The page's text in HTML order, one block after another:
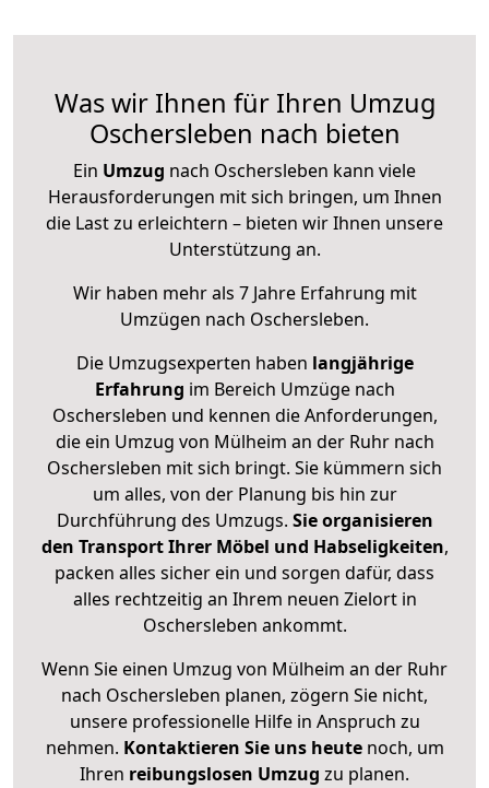
Was wir Ihnen für Ihren Umzug
Oschersleben nach bieten
Ein Umzug nach Oschersleben kann viele
Herausforderungen mit sich bringen, um Ihnen
die Last zu erleichtern – bieten wir Ihnen unsere
Unterstützung an.
Wir haben mehr als 7 Jahre Erfahrung mit
Umzügen nach Oschersleben.
Die Umzugsexperten haben langjährige
Erfahrung im Bereich Umzüge nach
Oschersleben und kennen die Anforderungen,
die ein Umzug von Mülheim an der Ruhr nach
Oschersleben mit sich bringt. Sie kümmern sich
um alles, von der Planung bis hin zur
Durchführung des Umzugs. Sie organisieren
den Transport Ihrer Möbel und Habseligkeiten,
packen alles sicher ein und sorgen dafür, dass
alles rechtzeitig an Ihrem neuen Zielort in
Oschersleben ankommt.
Wenn Sie einen Umzug von Mülheim an der Ruhr
nach Oschersleben planen, zögern Sie nicht,
unsere professionelle Hilfe in Anspruch zu
nehmen. Kontaktieren Sie uns heutenoch, um
Ihren reibungslosen Umzug zu planen.